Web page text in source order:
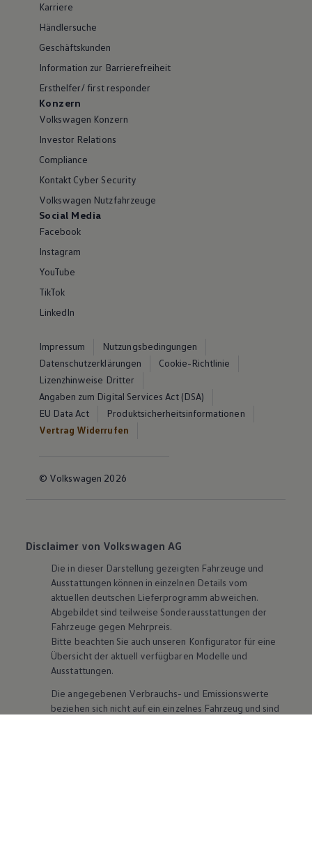
Karriere
Händlersuche
Geschäftskunden
Information zur Barrierefreiheit
Ersthelfer/ first responder
Konzern
Volkswagen Konzern
Investor Relations
Compliance
Kontakt Cyber Security
Volkswagen Nutzfahrzeuge
Social Media
Facebook
Instagram
YouTube
TikTok
LinkedIn
Impressum
Nutzungsbedingungen
Datenschutzerklärungen
Cookie-Richtlinie
Lizenzhinweise Dritter
Angaben zum Digital Services Act (DSA)
EU Data Act
Produktsicherheitsinformationen
Vertrag Widerrufen
© Volkswagen 2026
Disclaimer von Volkswagen AG
Die in dieser Darstellung gezeigten Fahrzeuge und
Ausstattungen können in einzelnen Details vom
aktuellen deutschen Lieferprogramm abweichen.
Abgebildet sind teilweise Sonderausstattungen der
Fahrzeuge gegen Mehrpreis.
Bitte beachten Sie auch unseren Konfigurator für eine
Übersicht der aktuell verfügbaren Modelle und
Ausstattungen.
Die angegebenen Verbrauchs- und Emissionswerte
beziehen sich nicht auf ein einzelnes Fahrzeug und sind